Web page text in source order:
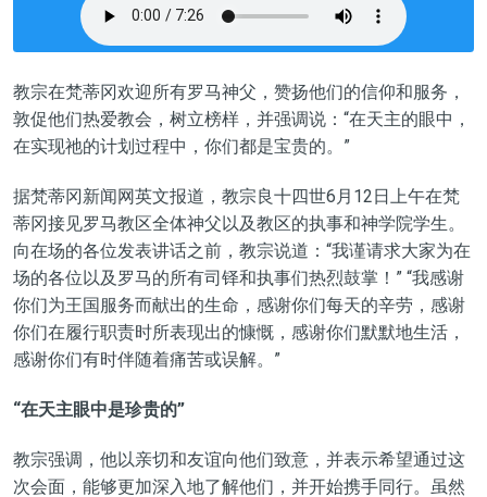
教宗在梵蒂冈欢迎所有罗马神父，赞扬他们的信仰和服务，
敦促他们热爱教会，树立榜样，并强调说：“在天主的眼中，
在实现祂的计划过程中，你们都是宝贵的。”
据梵蒂冈新闻网英文报道，教宗良十四世6月12日上午在梵
蒂冈接见罗马教区全体神父以及教区的执事和神学院学生。
向在场的各位发表讲话之前，教宗说道：“我谨请求大家为在
场的各位以及罗马的所有司铎和执事们热烈鼓掌！” “我感谢
你们为王国服务而献出的生命，感谢你们每天的辛劳，感谢
你们在履行职责时所表现出的慷慨，感谢你们默默地生活，
感谢你们有时伴随着痛苦或误解。”
“在天主眼中是珍贵的”
教宗强调，他以亲切和友谊向他们致意，并表示希望通过这
次会面，能够更加深入地了解他们，并开始携手同行。虽然